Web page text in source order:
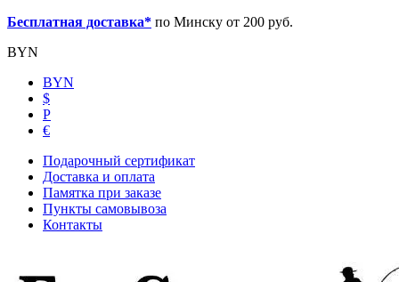
Бесплатная доставка* по Минску от 200 руб.
BYN
BYN
$
Р
€
Подарочный сертификат
Доставка и оплата
Памятка при заказе
Пункты самовывоза
Контакты